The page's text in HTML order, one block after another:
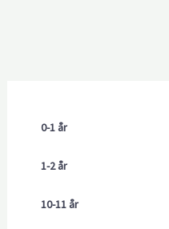
0-1 år
1-2 år
10-11 år